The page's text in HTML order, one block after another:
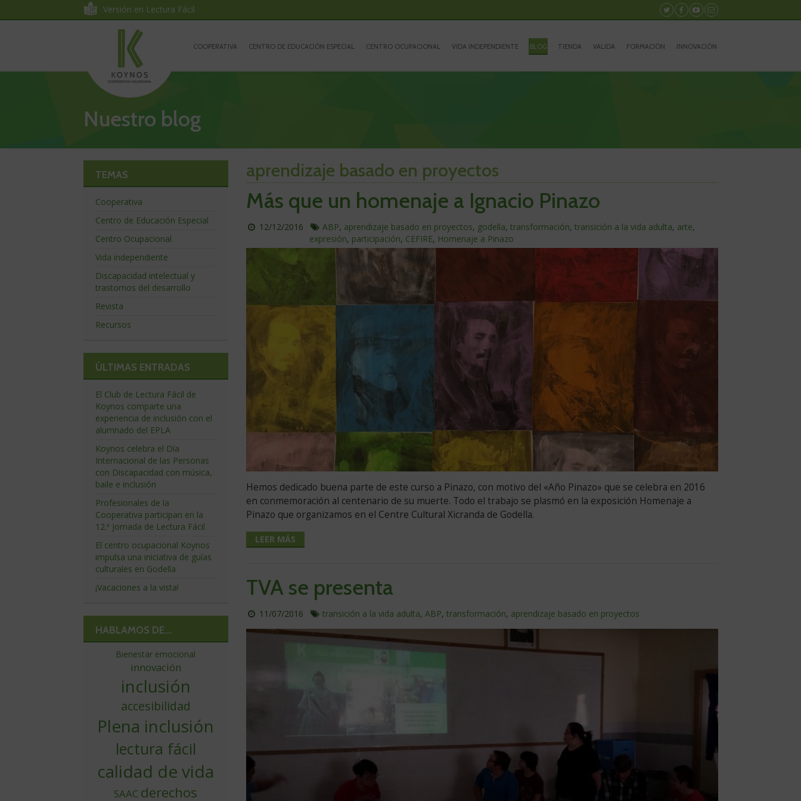
Nuestro blog
aprendizaje basado en proyectos
Más que un homenaje a Ignacio Pinazo
Publicado
día
12/12/2016
En
este
artículo
ABP, aprendizaje basado en proyectos, godella,transformación,transición a la vida adulta, arte,
expresión, participación, CEFIRE, Homenaje a Pinazo
Hemos dedicado buena parte de este curso a Pinazo, con motivo del «Año Pinazo» que se celebra en 2016
en conmemoración al centenario de su muerte. Todo el trabajo se plasmó en la exposición Homenaje a
Pinazo que organizamos en el Centre Cultural Xicranda de Godella.
LEER MÁS
TVA se presenta
Publicado
día
11/07/2016
En
artículo
transición a la vida adulta,ABP,transformación, aprendizaje basado en proyectos
TEMAS
Cooperativa
Centro de Educación Especial
Centro Ocupacional
Vida independiente
Discapacidad intelectual y
trastornos del desarrollo
Revista
Recursos
ÚLTIMAS ENTRADAS
El Club de Lectura Fácil de
Koynos comparte una
experiencia de inclusión con el
alumnado del EPLA
Koynos celebra el Día
Internacional de las Personas
con Discapacidad con música,
baile e inclusión
Profesionales de la
Cooperativa participan en la
12.ª Jornada de Lectura Fácil
El centro ocupacional Koynos
impulsa una iniciativa de guías
culturales en Godella
¡Vacaciones a la vista!
HABLAMOS DE...
Bienestar emocional
innovación
inclusión
accesibilidad
Plena inclusión
lectura fácil
calidad de vida
SAAC derechos
Versión en Lectura Fácil
Síguenos
en
Síguenos
en
Síguenos
en
Contacto
portada
COOPERATIVA CENTRO DE EDUCACIÓN ESPECIAL CENTRO OCUPACIONAL VIDA INDEPENDIENTE BLOG TIENDA VALIDA FORMACIÓN INNOVACIÓN